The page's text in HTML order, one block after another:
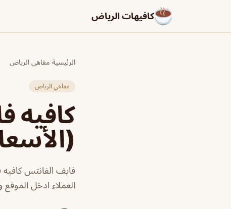
كافيهات الرياض
الرئيسية/مقاهي الرياض
مقاهي الرياض
كافيه
فايف الفانتس
العملاء ادخل